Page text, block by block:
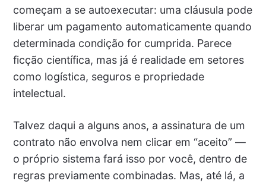
começam a se autoexecutar: uma cláusula pode
liberar um pagamento automaticamente quando
determinada condição for cumprida. Parece
ficção científica, mas já é realidade em setores
como logística, seguros e propriedade
intelectual.
Talvez daqui a alguns anos, a assinatura de um
contrato não envolva nem clicar em “aceito” —
o próprio sistema fará isso por você, dentro de
regras previamente combinadas. Mas, até lá, a